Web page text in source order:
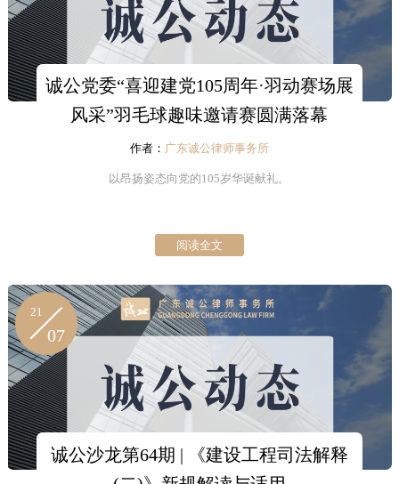
诚公党委“喜迎建党105周年·羽动赛场展
风采”羽毛球趣味邀请赛圆满落幕
作者： 广东诚公律师事务所
以昂扬姿态向党的105岁华诞献礼。
阅读全文
21
07
诚公沙龙第64期 | 《建设工程司法解释